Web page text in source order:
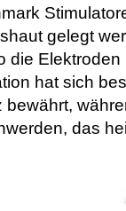
gelegt
die
hat sich
das